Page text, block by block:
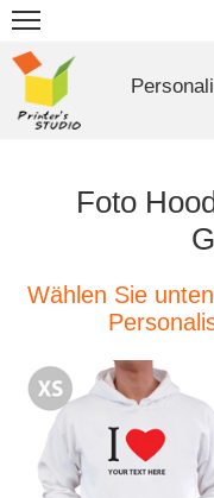
Foto
Wählen Sie